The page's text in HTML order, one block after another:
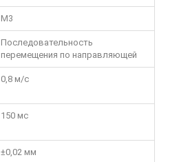
M3
Последовательность
перемещения по направляющей
0,8 м/с
150 мс
±0,02 мм